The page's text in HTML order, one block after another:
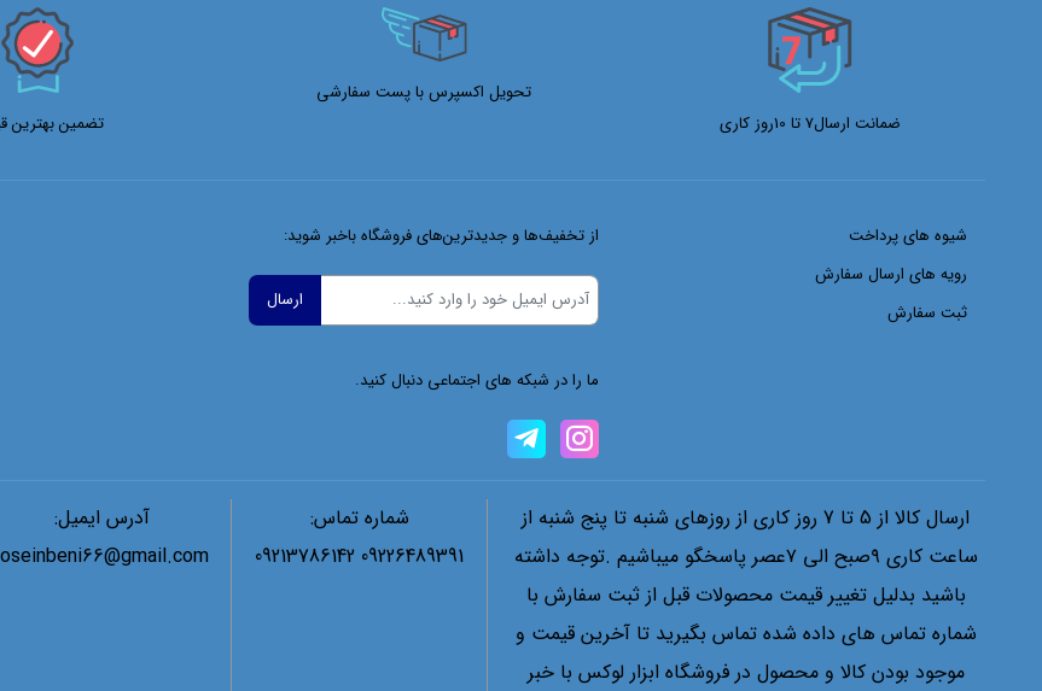
Sumak
Topex
Tosan
Twana
Wofo
Wood
Yellow jacket
ضمانت ارسال7 تا 10روز کاری
تحویل اکسپرس با پست سفارشی
تضمین بهترین
شیوه های پرداخت
رویه های ارسال سفارش
ثبت سفارش
از تخفیف‌ها و جدیدترین‌های فروشگاه باخبر شوید:
ما را در شبکه های اجتماعی دنبال کنید.
ارسال کالا از 5 تا 7 روز کاری از روزهای شنبه تا پنج شنبه از
ساعت کاری ۹صبح الی ۷عصر پاسخگو میباشیم .توجه داشته
باشید بدلیل تغییر قیمت محصولات قبل از ثبت سفارش با
شماره تماس های داده شده تماس بگیرید تا آخرین قیمت و
موجود بودن کالا و محصول در فروشگاه ابزار لوکس با خبر
شماره تماس:
09226489391 09213786142
آدرس ایمیل: